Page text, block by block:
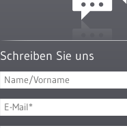
Schreiben Sie uns